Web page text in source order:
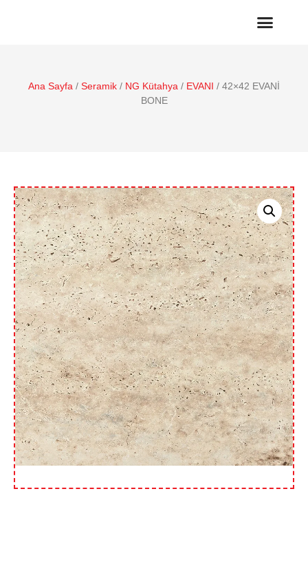
Ana Sayfa / Seramik / NG Kütahya / EVANI / 42×42 EVANİ
BONE